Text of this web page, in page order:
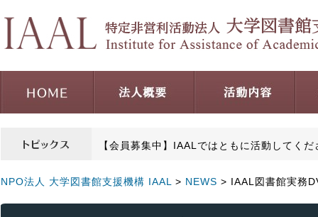
【会員募集中】IAALではともに活動してく
NPO法人 大学図書館支援機構 IAAL > NEWS > IAAL図書館実務